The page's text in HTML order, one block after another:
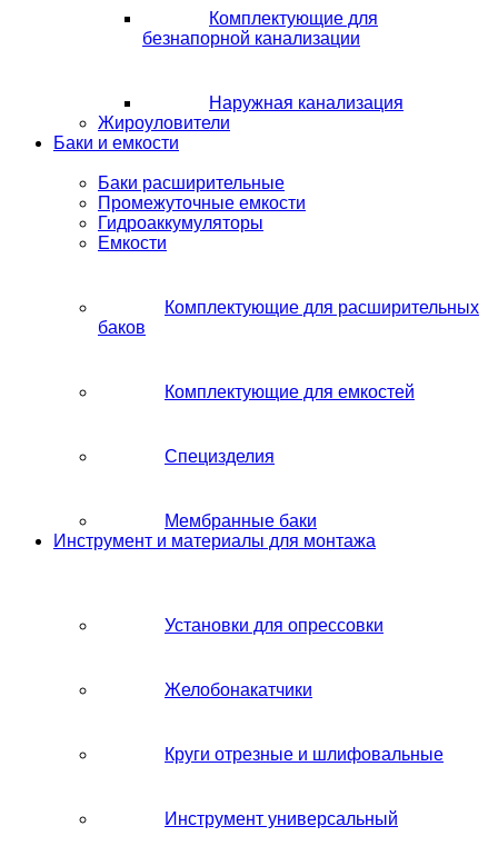
Комплектующие для
безнапорной канализации
Наружная канализация
Жироуловители
Баки и емкости
Баки расширительные
Промежуточные емкости
Гидроаккумуляторы
Емкости
Комплектующие для расширительных
баков
Комплектующие для емкостей
Специзделия
Мембранные баки
Инструмент и материалы для монтажа
Установки для опрессовки
Желобонакатчики
Круги отрезные и шлифовальные
Инструмент универсальный